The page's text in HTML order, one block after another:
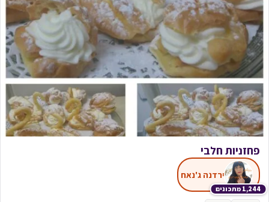
פחזניות חלבי
1,244 מתכונים
ירדנה ג'נאח